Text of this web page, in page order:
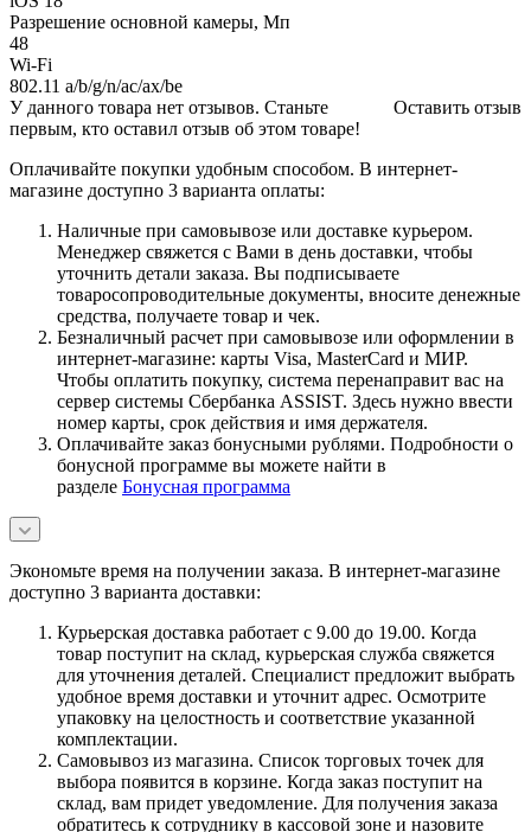
Разрешение основной камеры, Мп
48
Wi-Fi
802.11 a/b/g/n/ac/ax/be
Оставить отзыв
У данного товара нет отзывов. Станьте
первым, кто оставил отзыв об этом товаре!
Оплачивайте покупки удобным способом. В интернет-
магазине доступно 3 варианта оплаты:
Наличные при самовывозе или доставке курьером.
Менеджер свяжется с Вами в день доставки, чтобы
уточнить детали заказа. Вы подписываете
товаросопроводительные документы, вносите денежные
средства, получаете товар и чек.
Безналичный расчет при самовывозе или оформлении в
интернет-магазине: карты Visa, MasterCard и МИР.
Чтобы оплатить покупку, система перенаправит вас на
сервер системы Сбербанка ASSIST. Здесь нужно ввести
номер карты, срок действия и имя держателя.
Оплачивайте заказ бонусными рублями. Подробности о
бонусной программе вы можете найти в
разделе Бонусная программа
Экономьте время на получении заказа. В интернет-магазине
доступно 3 варианта доставки:
Курьерская доставка работает с 9.00 до 19.00. Когда
товар поступит на склад, курьерская служба свяжется
для уточнения деталей. Специалист предложит выбрать
удобное время доставки и уточнит адрес. Осмотрите
упаковку на целостность и соответствие указанной
комплектации.
Самовывоз из магазина. Список торговых точек для
выбора появится в корзине. Когда заказ поступит на
склад, вам придет уведомление. Для получения заказа
обратитесь к сотруднику в кассовой зоне и назовите